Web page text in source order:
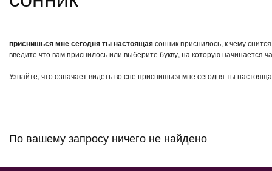
приснишься мне сегодня ты настоящаясонник приснилось, к чему
введите что вам приснилось или выберите букву, на которую начинается
Узнайте, что означает видеть во сне приснишься мне сегодня ты
По вашему запросу ничего не найдено